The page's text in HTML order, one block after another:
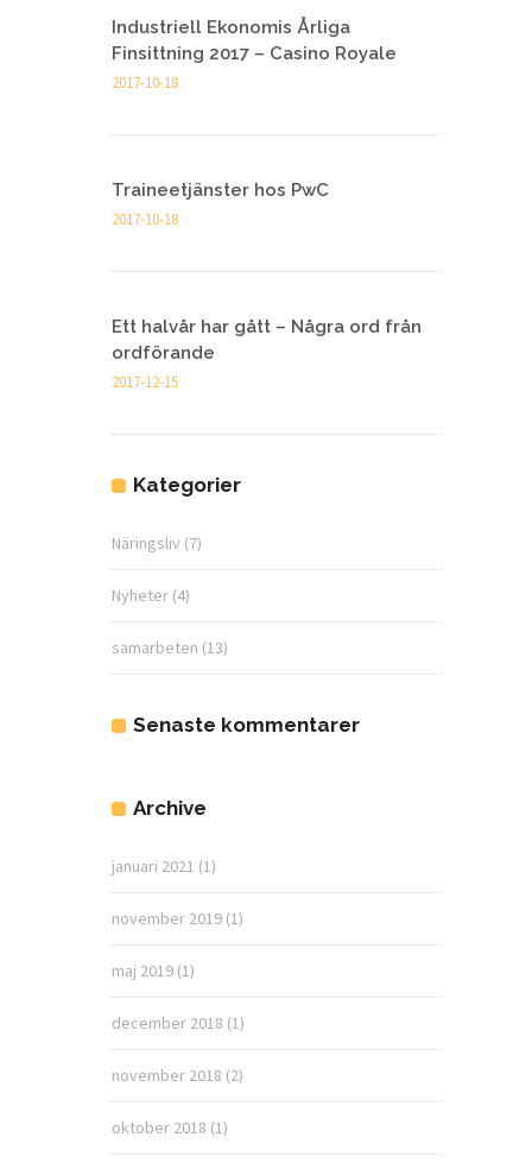
Industriell Ekonomis Årliga
Finsittning 2017 – Casino Royale
2017-10-18
Traineetjänster hos PwC
2017-10-18
Ett halvår har gått – Några ord från
ordförande
2017-12-15
Kategorier
Näringsliv (7)
Nyheter (4)
samarbeten (13)
Senaste kommentarer
Archive
januari 2021 (1)
november 2019 (1)
maj 2019 (1)
december 2018 (1)
november 2018 (2)
oktober 2018 (1)